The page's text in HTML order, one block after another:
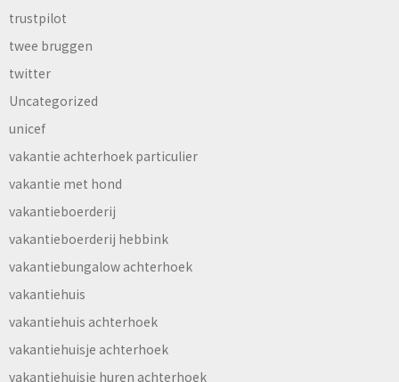
trustpilot
twee bruggen
twitter
Uncategorized
unicef
vakantie achterhoek particulier
vakantie met hond
vakantieboerderij
vakantieboerderij hebbink
vakantiebungalow achterhoek
vakantiehuis
vakantiehuis achterhoek
vakantiehuisje achterhoek
vakantiehuisje huren achterhoek